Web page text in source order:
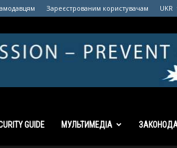
Зареєстрованим користувачам UKR
GUIDE МУЛЬТИМЕДІА